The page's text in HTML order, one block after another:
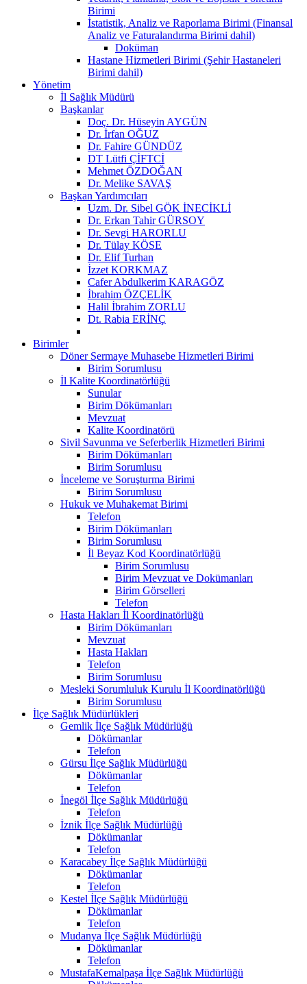
Birimi
İstatistik, Analiz ve Raporlama Birimi (Finansal
Analiz ve Faturalandırma Birimi dahil)
Doküman
Hastane Hizmetleri Birimi (Şehir Hastaneleri
Birimi dahil)
Yönetim
İl Sağlık Müdürü
Başkanlar
Doç. Dr. Hüseyin AYGÜN
Dr. İrfan OĞUZ
Dr. Fahire GÜNDÜZ
DT Lütfi ÇİFTCİ
Mehmet ÖZDOĞAN
Dr. Melike SAVAŞ
Başkan Yardımcıları
Uzm. Dr. Sibel GÖK İNECİKLİ
Dr. Erkan Tahir GÜRSOY
Dr. Sevgi HARORLU
Dr. Tülay KÖSE
Dr. Elif Turhan
İzzet KORKMAZ
Cafer Abdulkerim KARAGÖZ
İbrahim ÖZÇELİK
Halil İbrahim ZORLU
Dt. Rabia ERİNÇ
Birimler
Döner Sermaye Muhasebe Hizmetleri Birimi
Birim Sorumlusu
İl Kalite Koordinatörlüğü
Sunular
Birim Dökümanları
Mevzuat
Kalite Koordinatörü
Sivil Savunma ve Seferberlik Hizmetleri Birimi
Birim Dökümanları
Birim Sorumlusu
İnceleme ve Soruşturma Birimi
Birim Sorumlusu
Hukuk ve Muhakemat Birimi
Telefon
Birim Dökümanları
Birim Sorumlusu
İl Beyaz Kod Koordinatörlüğü
Birim Sorumlusu
Birim Mevzuat ve Dokümanları
Birim Görselleri
Telefon
Hasta Hakları İl Koordinatörlüğü
Birim Dökümanları
Mevzuat
Hasta Hakları
Telefon
Birim Sorumlusu
Mesleki Sorumluluk Kurulu İl Koordinatörlüğü
Birim Sorumlusu
İlçe Sağlık Müdürlükleri
Gemlik İlçe Sağlık Müdürlüğü
Dökümanlar
Telefon
Gürsu İlçe Sağlık Müdürlüğü
Dökümanlar
Telefon
İnegöl İlçe Sağlık Müdürlüğü
Telefon
İznik İlçe Sağlık Müdürlüğü
Dökümanlar
Telefon
Karacabey İlçe Sağlık Müdürlüğü
Dökümanlar
Telefon
Kestel İlçe Sağlık Müdürlüğü
Dökümanlar
Telefon
Mudanya İlçe Sağlık Müdürlüğü
Dökümanlar
Telefon
MustafaKemalpaşa İlçe Sağlık Müdürlüğü